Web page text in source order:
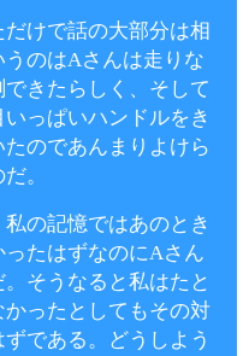
けで話の大部分は相
のはAさんは走りな
きたらしく、そして
っぱいハンドルをき
のであんまりよけら
。
の記憶ではあのとき
たはずなのにAさん
そうなると私はたと
ったとしてもその対
である。どうしよう